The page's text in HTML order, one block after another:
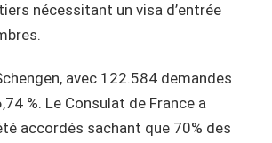
nécessitant un visa d’entrée
avec 122.584 demandes
%. Le Consulat de France a
accordés sachant que 70% des